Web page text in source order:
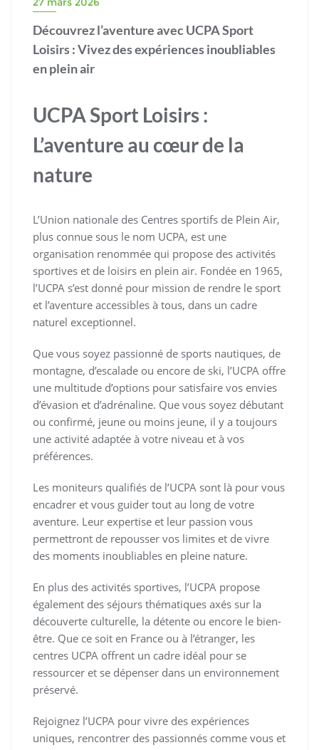
Découvrez l’aventure avec UCPA Sport
Loisirs : Vivez des expériences inoubliables
en plein air
UCPA Sport Loisirs :
L’aventure au cœur de la
nature
L’Union nationale des Centres sportifs de Plein Air,
plus connue sous le nom UCPA, est une
organisation renommée qui propose des activités
sportives et de loisirs en plein air. Fondée en 1965,
l’UCPA s’est donné pour mission de rendre le sport
et l’aventure accessibles à tous, dans un cadre
naturel exceptionnel.
Que vous soyez passionné de sports nautiques, de
montagne, d’escalade ou encore de ski, l’UCPA offre
une multitude d’options pour satisfaire vos envies
d’évasion et d’adrénaline. Que vous soyez débutant
ou confirmé, jeune ou moins jeune, il y a toujours
une activité adaptée à votre niveau et à vos
préférences.
Les moniteurs qualifiés de l’UCPA sont là pour vous
encadrer et vous guider tout au long de votre
aventure. Leur expertise et leur passion vous
permettront de repousser vos limites et de vivre
des moments inoubliables en pleine nature.
En plus des activités sportives, l’UCPA propose
également des séjours thématiques axés sur la
découverte culturelle, la détente ou encore le bien-
être. Que ce soit en France ou à l’étranger, les
centres UCPA offrent un cadre idéal pour se
ressourcer et se dépenser dans un environnement
préservé.
Rejoignez l’UCPA pour vivre des expériences
uniques, rencontrer des passionnés comme vous et